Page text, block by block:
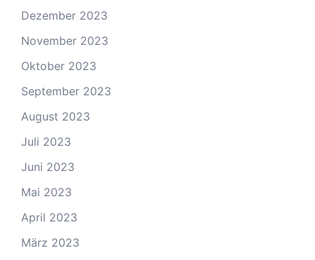
Dezember 2023
November 2023
Oktober 2023
September 2023
August 2023
Juli 2023
Juni 2023
Mai 2023
April 2023
März 2023